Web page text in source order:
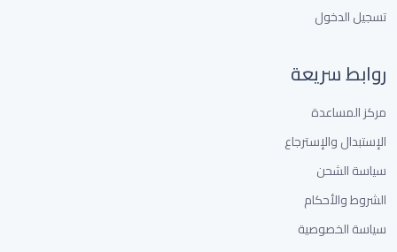
تسجيل الدخول
روابط سريعة
مركز المساعدة
الإستبدال والإسترجاع
سياسة الشحن
الشروط والأحكام
سياسة الخصوصية